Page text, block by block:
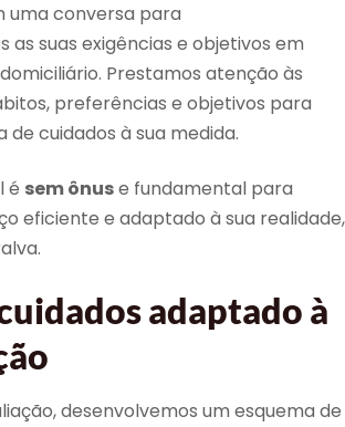
uma conversa para
suas exigências e objetivos em
Prestamos atenção às
preferências e objetivos para
de cuidados à sua medida.
é sem ônuse fundamental para
eficiente e adaptado à sua realidade,
adaptado à
desenvolvemos um esquema de